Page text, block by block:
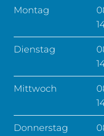
Montag
Dienstag
Mittwoch
Donnerstag